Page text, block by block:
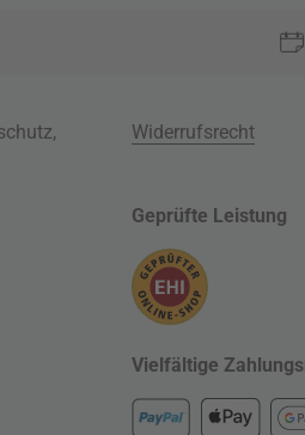
,
Widerrufsrecht
Geprüfte Leistung
Vielfältige